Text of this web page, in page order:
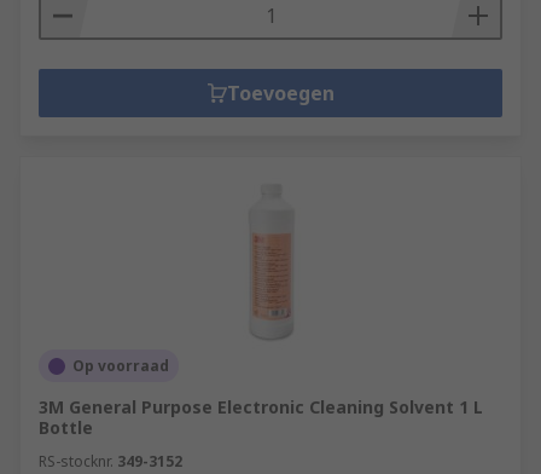
Toevoegen
Op voorraad
3M General Purpose Electronic Cleaning Solvent 1 L
Bottle
RS-stocknr. 349-3152